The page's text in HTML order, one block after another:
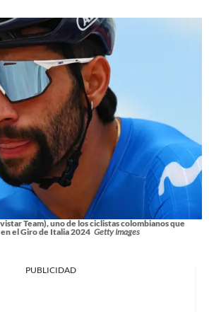
Team), uno de los ciclistas colombianos que
el Giro de Italia 2024 Getty Images
PUBLICIDAD